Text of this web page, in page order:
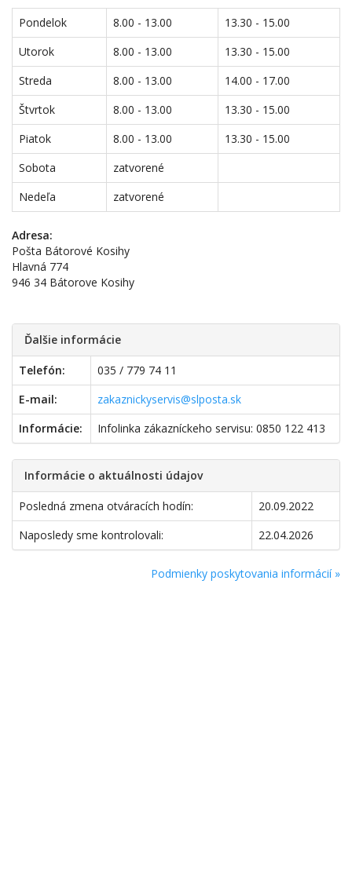
Pondelok 8.00 - 13.00
13.30 - 15.00
Utorok
8.00 - 13.00
13.30 - 15.00
Streda
8.00 - 13.00
14.00 - 17.00
Štvrtok
8.00 - 13.00
13.30 - 15.00
Piatok
8.00 - 13.00
13.30 - 15.00
Sobota
zatvorené
Nedeľa
zatvorené
Adresa:
Pošta Bátorové Kosihy
Hlavná 774
946 34 Bátorove Kosihy
Ďalšie informácie
Telefón:
035 / 779 74 11
E-mail:
zakaznickyservis@slposta.sk
Informácie:
Infolinka zákazníckeho servisu: 0850 122 413
Informácie o aktuálnosti údajov
Posledná zmena otváracích hodín:
20.09.2022
Naposledy sme kontrolovali:
22.04.2026
Podmienky poskytovania informácií »